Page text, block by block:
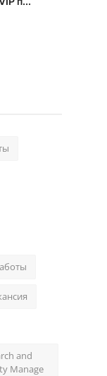
and
Manage